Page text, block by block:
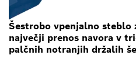
Šestrobo vpenjalno steblo
največji prenos navora v
palčnih notranjih držalih